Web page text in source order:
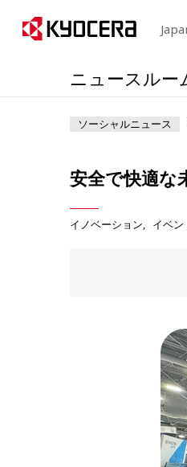
ニュースルー
ソーシャルニュース
安全で快適な
イノベーション イベン